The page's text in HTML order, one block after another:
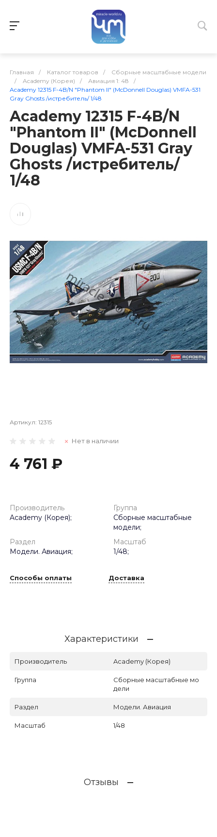
Главная / Каталог товаров /
Сборные масштабные модели
/
Academy (Корея) / Авиация 1: 48
/
Academy 12315 F-4B/N "Phantom II" (McDonnell Douglas) VMFA-531
Gray Ghosts /истребитель/ 1/48
Academy 12315 F-4B/N
"Phantom II" (McDonnell
Douglas) VMFA-531 Gray
Ghosts /истребитель/
1/48
Артикул: 12315
Нет в наличии
4 761 ₽
Производитель
Academy (Корея);
Группа
Сборные масштабные
модели;
Раздел
Модели. Авиация;
Масштаб
1/48;
Способы оплаты Доставка
Характеристики
Производитель Academy (Корея)
Группа
Сборные масштабные мо
дели
Раздел Модели. Авиация
Масштаб 1/48
Отзывы